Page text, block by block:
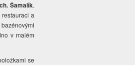
Šamalík.
a
v malém
se